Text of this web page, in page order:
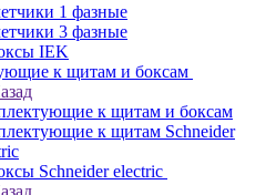
1 фазные
3 фазные
IEK
к щитам и боксам
к щитам и боксам
к щитам Schneider
Schneider electric